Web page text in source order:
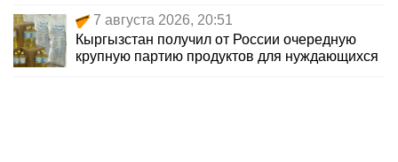
7 августа 2026, 20:51
Кыргызстан получил от России очередную
крупную партию продуктов для нуждающихся